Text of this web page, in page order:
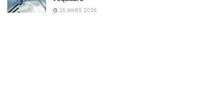
25 MARS 2026